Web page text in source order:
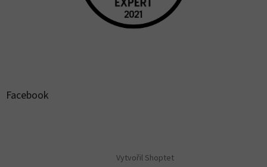
Facebook
Vytvořil Shoptet